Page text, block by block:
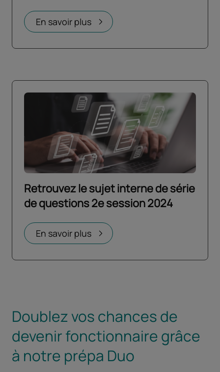
En savoir plus
Ouvrir dans un nouvel onglet
Retrouvez le sujet interne de série
de questions 2e session 2024
En savoir plus
Ouvrir dans un nouvel onglet
Doublez vos chances de
devenir fonctionnaire grâce
à notre prépa Duo